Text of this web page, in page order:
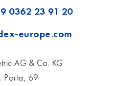
0362 23 91 20
europe.com
AG & Co. KG
Porta, 69